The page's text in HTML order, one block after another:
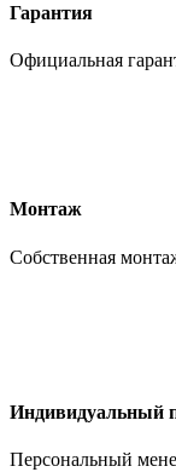
Гарантия
Официальная
Монтаж
Собственная
Индивидуальный
Персональный